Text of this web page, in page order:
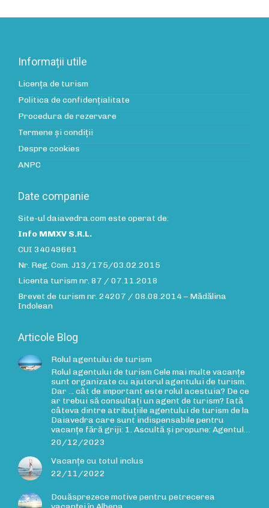
Informații utile
Licența de turism
Politica de confidenţialitate
Procedura de rezervare
Termene și condiții
Despre cookies
ANPC
Date companie
Site-ul daiavedra.com este operat de:
Info MMXV S.R.L.
CUI 34049661
Nr. Reg. Com. J13/175/03.02.2015
Licenta turism nr. 87 / 07.11.2018
Brevet de turism nr. 24207 / 08.08.2014 – Mădălina
Indolean
Articole Blog
Rolul agentului de turism
Rolul agentului de turism Cele mai multe vacanțe
sunt organizate cu ajutorul agentului de turism.
Dar ... cât de important este rolul acestuia? De ce
ar trebui să consultați un agent de turism? Iată
câteva dintre atribuțiile agentului de turism de la
Daiavedra care sunt indispensabile pentru
vacanțe fără griji: 1. Ascultă și propune: Agentul…
20/12/2023
Vacanțe cu totul inclus
22/11/2022
Douăsprezece motive pentru petrecerea